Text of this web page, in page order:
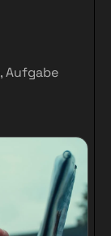
Aufgabe